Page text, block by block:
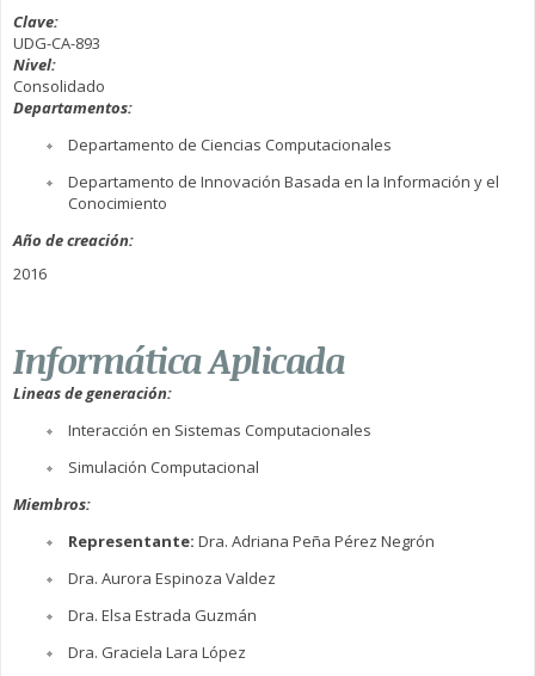
Clave:
UDG-CA-893
Nivel:
Consolidado
Departamentos:
Departamento de Ciencias Computacionales
Departamento de Innovación Basada en la Información y el
Conocimiento
Año de creación:
2016
Informática Aplicada
Lineas de generación:
Interacción en Sistemas Computacionales
Simulación Computacional
Miembros:
Representante: Dra. Adriana Peña Pérez Negrón
Dra. Aurora Espinoza Valdez
Dra. Elsa Estrada Guzmán
Dra. Graciela Lara López